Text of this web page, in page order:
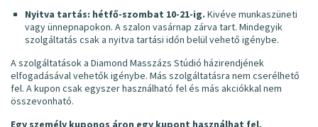
Nyitva tartás: hétfő-szombat 10-21-ig. Kivéve munkaszüneti
vagy ünnepnapokon. A szalon vasárnap zárva tart. Mindegyik
szolgáltatás csak a nyitva tartási időn belül vehető igénybe.
A szolgáltatások a Diamond Masszázs Stúdió házirendjének
elfogadásával vehetők igénybe. Más szolgáltatásra nem cserélhető
fel. A kupon csak egyszer használható fel és más akciókkal nem
összevonható.
Egy személy kuponos áron egy kupont használhat fel,